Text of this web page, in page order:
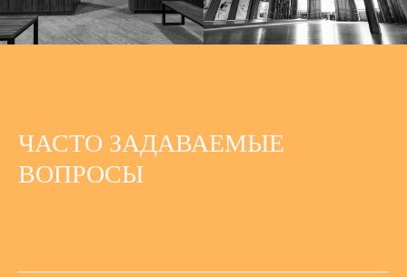
ЧАСТО ЗАДАВАЕМЫЕ
ВОПРОСЫ